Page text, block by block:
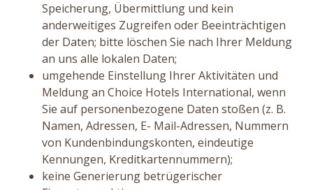
Speicherung, Übermittlung und kein
anderweitiges Zugreifen oder Beeinträchtigen
der Daten; bitte löschen Sie nach Ihrer Meldung
an uns alle lokalen Daten;
umgehende Einstellung Ihrer Aktivitäten und
Meldung an Choice Hotels International, wenn
Sie auf personenbezogene Daten stoßen (z. B.
Namen, Adressen, E- Mail-Adressen, Nummern
von Kundenbindungskonten, eindeutige
Kennungen, Kreditkartennummern);
keine Generierung betrügerischer